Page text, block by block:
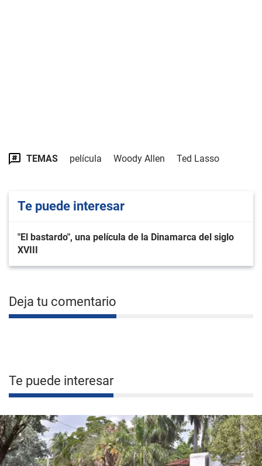
TEMAS película Woody Allen Ted Lasso
Te puede interesar
"El bastardo", una película de la Dinamarca del siglo
XVIII
Deja tu comentario
Te puede interesar